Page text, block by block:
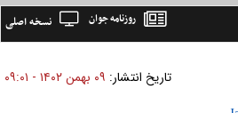
نسخه اصلی روزنامه جوان
تاریخ انتشار: ۰۹ بهمن ۱۴۰۲ - ۰۹:۰۱